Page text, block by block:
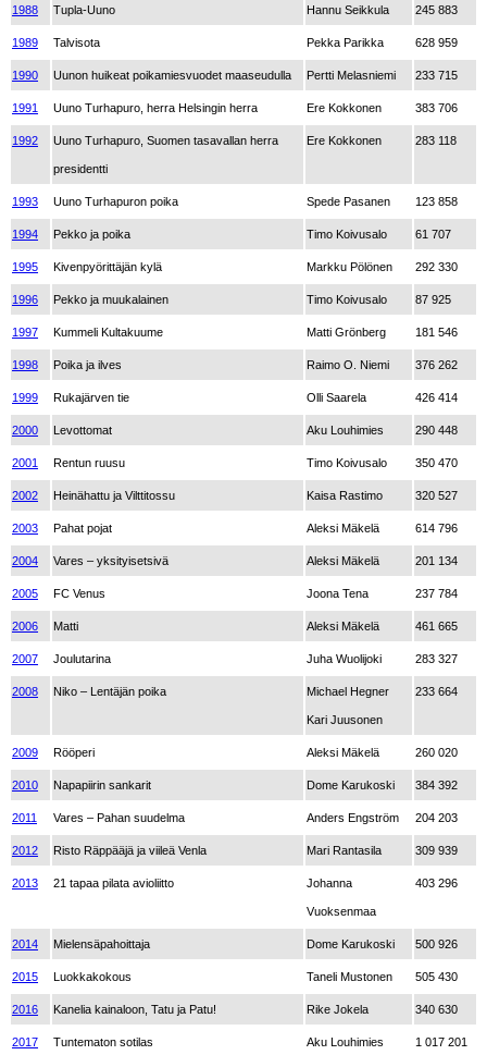
1988 Tupla-Uuno Hannu Seikkula 245 883
1989 Talvisota Pekka Parikka 628 959
1990 Uunon huikeat poikamiesvuodet maaseudulla Pertti Melasniemi 233 715
1991 Uuno Turhapuro, herra Helsingin herra Ere Kokkonen 383 706
1992 Uuno Turhapuro, Suomen tasavallan herra
presidentti
Ere Kokkonen 283 118
1993 Uuno Turhapuron poika Spede Pasanen 123 858
1994 Pekko ja poika Timo Koivusalo 61 707
1995 Kivenpyörittäjän kylä Markku Pölönen 292 330
1996 Pekko ja muukalainen Timo Koivusalo 87 925
1997 Kummeli Kultakuume Matti Grönberg 181 546
1998 Poika ja ilves Raimo O. Niemi 376 262
1999 Rukajärven tie Olli Saarela 426 414
2000 Levottomat Aku Louhimies 290 448
2001 Rentun ruusu Timo Koivusalo 350 470
2002 Heinähattu ja Vilttitossu Kaisa Rastimo 320 527
2003 Pahat pojat Aleksi Mäkelä 614 796
2004 Vares – yksityisetsivä Aleksi Mäkelä 201 134
2005 FC Venus Joona Tena 237 784
2006 Matti Aleksi Mäkelä 461 665
2007 Joulutarina Juha Wuolijoki 283 327
2008 Niko – Lentäjän poika Michael Hegner
Kari Juusonen
233 664
2009 Rööperi Aleksi Mäkelä 260 020
2010 Napapiirin sankarit Dome Karukoski 384 392
2011 Vares – Pahan suudelma Anders Engström 204 203
2012 Risto Räppääjä ja viileä Venla Mari Rantasila 309 939
2013 21 tapaa pilata avioliitto Johanna
Vuoksenmaa
403 296
2014 Mielensäpahoittaja Dome Karukoski 500 926
2015 Luokkakokous Taneli Mustonen 505 430
2016 Kanelia kainaloon, Tatu ja Patu! Rike Jokela 340 630
2017 Tuntematon sotilas Aku Louhimies 1 017 201